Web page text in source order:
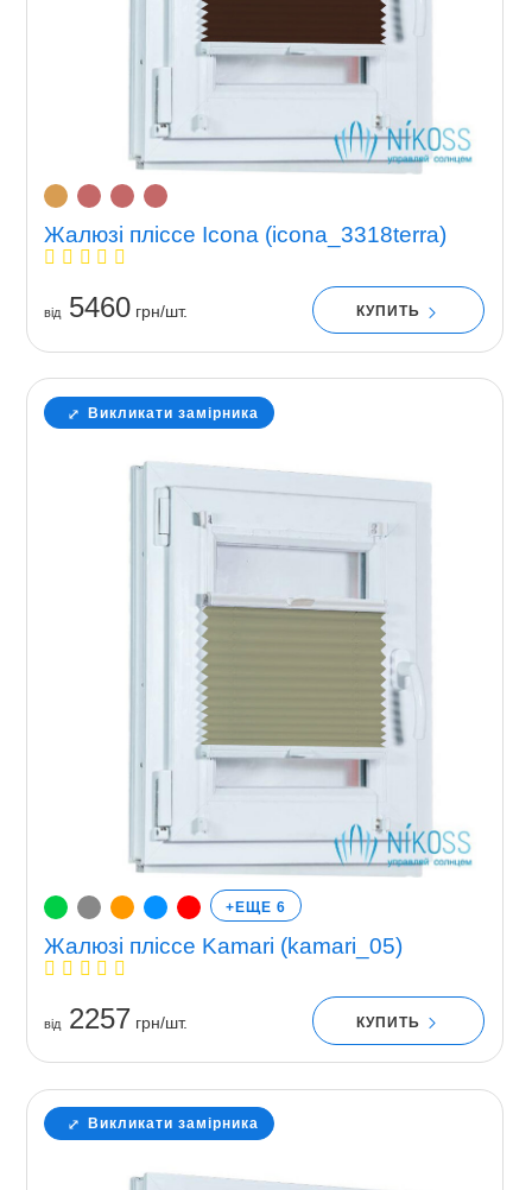
Жалюзі пліссе Icona (icona_3318terra)
вiд5460грн/шт. КУПИТЬ
Викликати замірника
+ЕЩЕ 6
Жалюзі пліссе Kamari (kamari_05)
вiд2257 грн/шт. КУПИТЬ
Викликати замірника